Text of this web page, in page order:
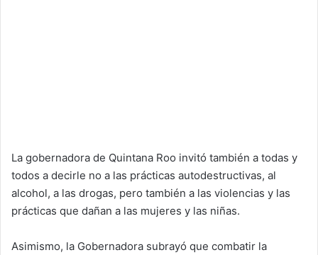
La gobernadora de Quintana Roo invitó también a todas y
todos a decirle no a las prácticas autodestructivas, al
alcohol, a las drogas, pero también a las violencias y las
prácticas que dañan a las mujeres y las niñas.
Asimismo, la Gobernadora subrayó que combatir la